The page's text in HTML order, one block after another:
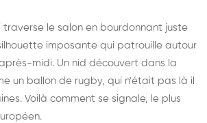
traverse le salon en bourdonnant juste
imposante qui patrouille autour
midi. Un nid découvert dans la
un ballon de rugby, qui n'était pas là il
Voilà comment se signale, le plus